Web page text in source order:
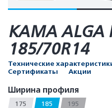
КАМА ALGA
185/70R14
Технические
Сертификаты
Акции
Ширина профиля
175 185 195